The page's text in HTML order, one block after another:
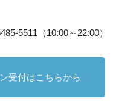
5511（10:00～22:00）
受付はこちらから